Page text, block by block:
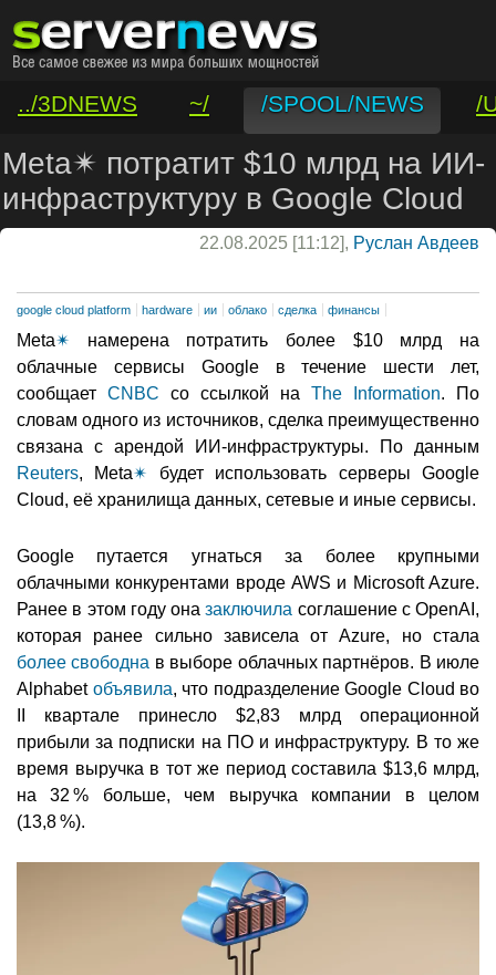
../3DNEWS ~/ /SPOOL/NEWS
/
/VAR/CONTACT
Meta✴ потратит $10 млрд на ИИ-
инфраструктуру в Google Cloud
22.08.2025 [11:12], Руслан Авдеев
google cloud platform hardware ии облако сделка финансы
Meta✴ намерена потратить более $10 млрд на
облачные сервисы Google в течение шести лет,
сообщает CNBC со ссылкой на The Information. По
словам одного из источников, сделка преимущественно
связана с арендой ИИ-инфраструктуры. По данным
Reuters, Meta✴ будет использовать серверы Google
Cloud, её хранилища данных, сетевые и иные сервисы.
Google путается угнаться за более крупными
облачными конкурентами вроде AWS и Microsoft Azure.
Ранее в этом году оназаключила соглашение с OpenAI,
которая ранее сильно зависела от Azure, но стала
более свободна в выборе облачных партнёров. В июле
Alphabet объявила, что подразделение Google Cloud во
II квартале принесло $2,83 млрд операционной
прибыли за подписки на ПО и инфраструктуру. В то же
время выручка в тот же период составила $13,6 млрд,
на 32 % больше, чем выручка компании в целом
(13,8 %).